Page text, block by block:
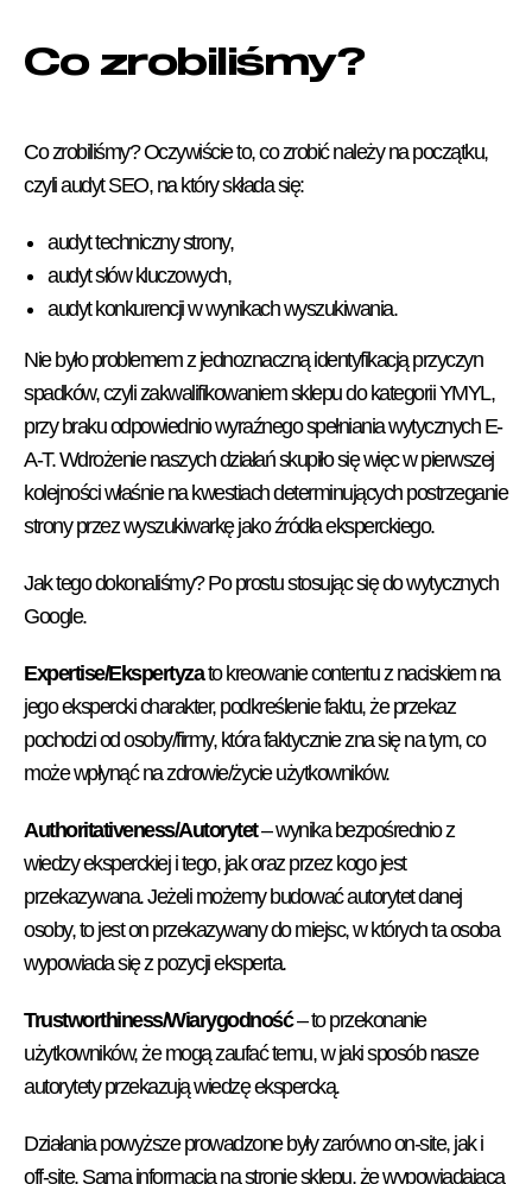
Co zrobiliśmy?
Co zrobiliśmy? Oczywiście to, co zrobić należy na początku,
czyli audyt SEO, na który składa się:
audyt techniczny strony,
audyt słów kluczowych,
audyt konkurencji w wynikach wyszukiwania.
Nie było problemem z jednoznaczną identyfikacją przyczyn
spadków, czyli zakwalifikowaniem sklepu do kategorii YMYL,
przy braku odpowiednio wyraźnego spełniania wytycznych E-
A-T. Wdrożenie naszych działań skupiło się więc w pierwszej
kolejności właśnie na kwestiach determinujących postrzeganie
strony przez wyszukiwarkę jako źródła eksperckiego.
Jak tego dokonaliśmy? Po prostu stosując się do wytycznych
Google.
Expertise/Ekspertyzato kreowanie contentu z naciskiem na
jego ekspercki charakter, podkreślenie faktu, że przekaz
pochodzi od osoby/firmy, która faktycznie zna się na tym, co
może wpłynąć na zdrowie/życie użytkowników.
Authoritativeness/Autorytet– wynika bezpośrednio z
wiedzy eksperckiej i tego, jak oraz przez kogo jest
przekazywana. Jeżeli możemy budować autorytet danej
osoby, to jest on przekazywany do miejsc, w których ta osoba
wypowiada się z pozycji eksperta.
Trustworthiness/Wiarygodność– to przekonanie
użytkowników, że mogą zaufać temu, w jaki sposób nasze
autorytety przekazują wiedzę ekspercką.
Działania powyższe prowadzone były zarówno on-site, jak i
off-site. Sama informacja na stronie sklepu, że wypowiadająca